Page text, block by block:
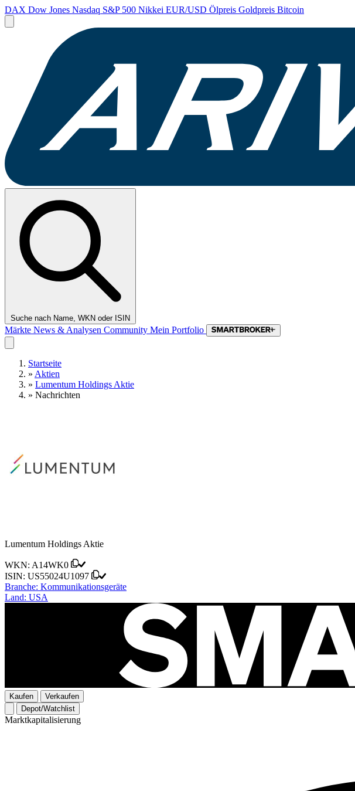
DAX Dow Jones Nasdaq S&P 500 Nikkei EUR/USD Ölpreis Goldpreis Bitcoin
Suche nach Name, WKN oder ISIN
Märkte News & Analysen Community Mein Portfolio
Startseite
» Aktien
» Lumentum Holdings Aktie
» Nachrichten
Lumentum Holdings Aktie
WKN: A14WK0
ISIN: US55024U1097
Branche: Kommunikationsgeräte
Land: USA
Kaufen
Verkaufen
Depot/Watchlist
Marktkapitalisierung